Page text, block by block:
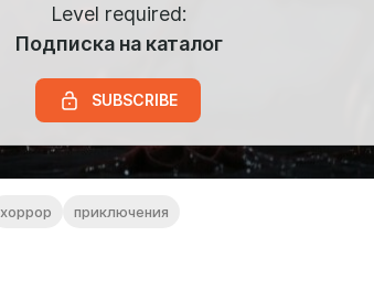
Level required:
Подписка на каталог
SUBSCRIBE
хоррор приключения